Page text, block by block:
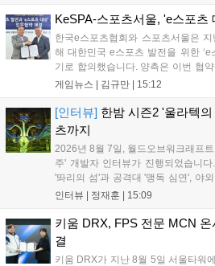
입니다. 시연 참여 관람객에게는 선
KeSPA-스포츠서울, 'e스포츠
한국e스포츠협회와 스포츠서울은
해 대한민국 e스포츠 발전을 위한 ‘e
기로 합의했습니다. 양측은 이번 협
전문성을 강화하고 MZ세대를 겨냥
김영만 회장은 10년 만에 재추진되
성과와 가치를 널리 알리는 권위 있
고 밝혔습니다....
게임뉴스 | 김규만 | 15:12
[인터뷰] 한밤 시즌2 '울라텍
츠까지
2026년 8월 7일, 월드오브워크래프
주' 개발자 인터뷰가 진행되었습니
'똬리의 섬'과 공격대 '맹독 심연', 야
'소굴'을 포함합니다. 개발진은 하우징
를 표했습니다....
인터뷰 | 정재훈 | 15:09
키움 DRX, FPS 전문 MCN
결
키움 DRX가 지난 8월 5일 서울타워